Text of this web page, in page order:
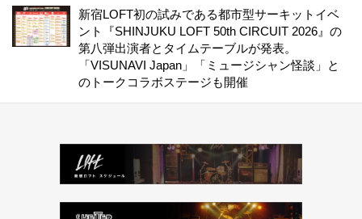
新宿LOFT初の試みである都市型サーキットイベ
ント『SHINJUKU LOFT 50th CIRCUIT 2026』の
第八弾出演者とタイムテーブルが発表。
「VISUNAVI Japan」「ミュージシャン怪談」と
のトークコラボステージも開催